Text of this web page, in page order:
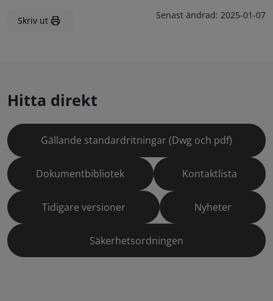
Skriv ut Senast ändrad: 2025-01-07
Hitta direkt
Gällande standardritningar (Dwg och pdf)
Dokumentbibliotek Kontaktlista
Tidigare versioner Nyheter
Säkerhetsordningen